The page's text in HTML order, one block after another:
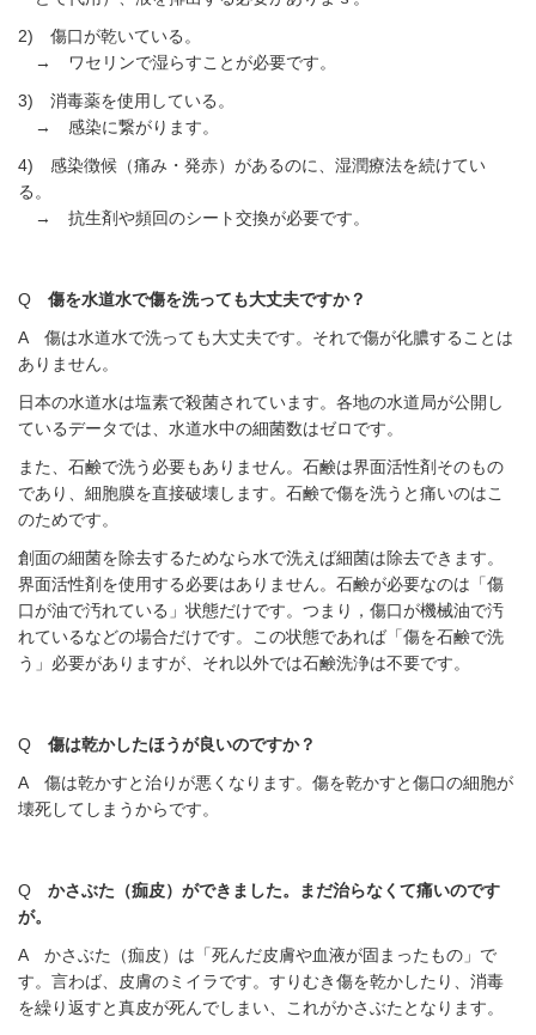
2) 傷口が乾いている。
→ ワセリンで湿らすことが必要です。
3) 消毒薬を使用している。
→ 感染に繋がります。
4) 感染徴候（痛み・発赤）があるのに、湿潤療法を続けてい
る。
→ 抗生剤や頻回のシート交換が必要です。
Q 傷を水道水で傷を洗っても大丈夫ですか？
A 傷は水道水で洗っても大丈夫です。それで傷が化膿することは
ありません。
日本の水道水は塩素で殺菌されています。各地の水道局が公開し
ているデータでは、水道水中の細菌数はゼロです。
また、石鹸で洗う必要もありません。石鹸は界面活性剤そのもの
であり、細胞膜を直接破壊します。石鹸で傷を洗うと痛いのはこ
のためです。
創面の細菌を除去するためなら水で洗えば細菌は除去できます。
界面活性剤を使用する必要はありません。石鹸が必要なのは「傷
口が油で汚れている」状態だけです。つまり，傷口が機械油で汚
れているなどの場合だけです。この状態であれば「傷を石鹸で洗
う」必要がありますが、それ以外では石鹸洗浄は不要です。
Q 傷は乾かしたほうが良いのですか？
A 傷は乾かすと治りが悪くなります。傷を乾かすと傷口の細胞が
壊死してしまうからです。
Q かさぶた（痂皮）ができました。まだ治らなくて痛いのです
が。
A かさぶた（痂皮）は「死んだ皮膚や血液が固まったもの」で
す。言わば、皮膚のミイラです。すりむき傷を乾かしたり、消毒
を繰り返すと真皮が死んでしまい、これがかさぶたとなります。